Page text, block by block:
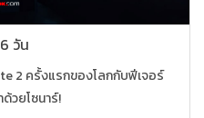
วัน
2 ครั้งแรกของโลกกับฟีเจอร์
วยโซนาร์!